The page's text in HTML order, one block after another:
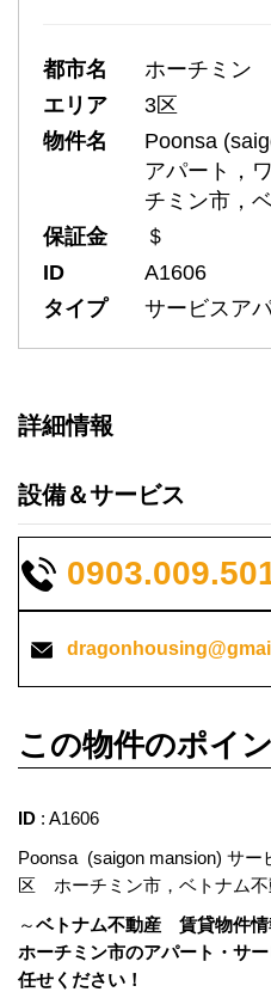
都市名
ホーチミン
エリア
3区
物件名
Poonsa
アパート，
チミン市，
保証金
＄
ID
A1606
タイプ
サービスア
詳細情報
設備＆サービス
この物件のポイ
ID : A1606
Poonsa (saigon mansion) サ
区 ホーチミン市，ベトナム不
～ベトナム不動産 賃貸物件情
ホーチミン市のアパート・サ
任せください！